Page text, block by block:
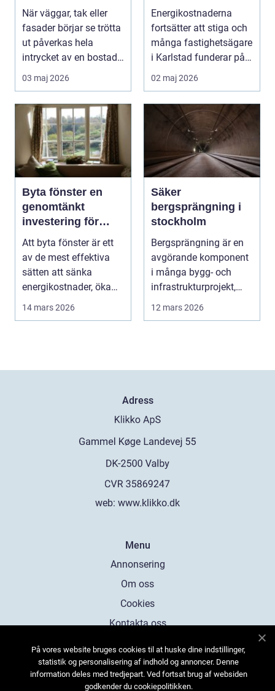
hållbara och
snygga resultat
När väggar, tak eller
fasader börjar se trötta
ut påverkas hela
intrycket av en bostad
eller fastigh...
03 maj 2026
processen och
nyttan
Energikostnaderna
fortsätter att stiga och
många fastighetsägare
i Karlstad funderar på
hur de kan m...
02 maj 2026
Byta fönster en
genomtänkt
investering för
hem och plånbok
Att byta fönster är ett
av de mest effektiva
sätten att sänka
energikostnader, öka
boendekomfort och...
14 mars 2026
Säker
bergsprängning i
stockholm
Bergsprängning är en
avgörande komponent
i många bygg- och
infrastrukturprojekt,
särskilt i stadsomr...
12 mars 2026
Adress
web: www.klikko.dk
Menu
Annonsering
Om oss
Cookies
Kontakta oss
På vores website bruges cookies til at huske dine indstillinger,
statistik og personalisering af indhold og annoncer. Denne
information deles med tredjepart. Ved fortsat brug af websiden
godkender du cookiepolitikken.